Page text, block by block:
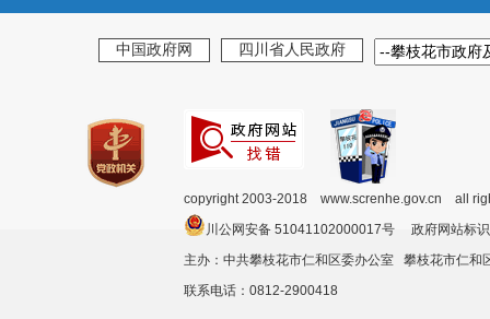
中国政府网 四川省人民政府
copyright 2003-2018 www.screnhe.gov.cn all
川公网安备 51041102000017号 政府网站
主办：中共攀枝花市仁和区委办公室 攀枝花市仁
联系电话：0812-2900418